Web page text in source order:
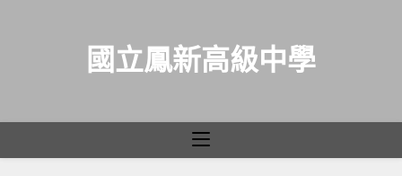
國立鳳新高級中學